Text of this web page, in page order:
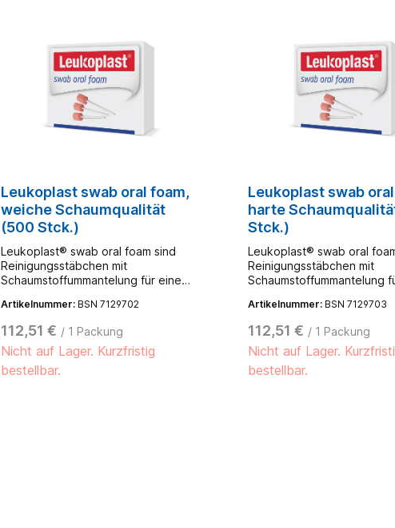
Leukoplast swab oral foam,
weiche Schaumqualität
(500 Stck.)
Leukoplast® swab oral foam sind
Reinigungsstäbchen mit
Schaumstoffummantelung für eine
Oberfläche des Schaumstoffs wird
eine gute, mechanische Reinigung
der Zunge und Mundhöhle bei
einfacher und sicherer Handhabung
ermöglicht. Der neutrale
Artikelnummer: BSN 7129702
112,51 € / 1 Packung
Nicht auf Lager. Kurzfristig
bestellbar.
Leukoplast swab
harte
Stck.)
Leukoplast® swab oral
Reinigungsstäbchen mit
Schaumstoffummantelung
Oberfläche des
eine gute, mechanische
der Zunge und Mundhöhle
einfacher und sicherer
ermöglicht. Der neutrale
Artikelnummer: BSN 7129703
112,51 € / 1 Packung
Nicht auf Lager.
bestellbar.